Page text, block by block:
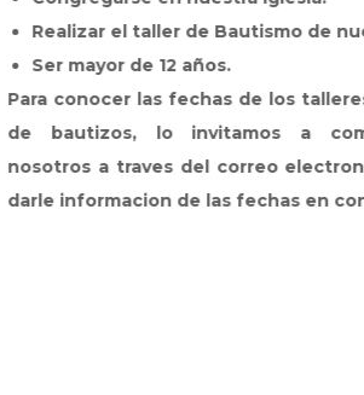
taller de Bautismo de nuestra iglesia.
12 años.
las fechas de los talleres y las
lo invitamos a comunicarse
del correo electronico y así
de las fechas en concreto.